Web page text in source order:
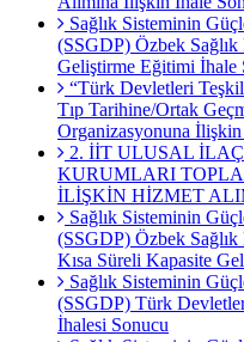
Sağlık Sisteminin
(SSGDP) Özbek
Geliştirme Eğitimi İhale
“Türk Devletleri
Tıp Tarihine/Ortak
Organizasyonuna
2. İİT ULUSAL
KURUMLARI
İLİŞKİN HİZMET
Sağlık Sisteminin
(SSGDP) Özbek
Kısa Süreli Kapasite
Sağlık Sisteminin
(SSGDP) Türk
İhalesi Sonucu